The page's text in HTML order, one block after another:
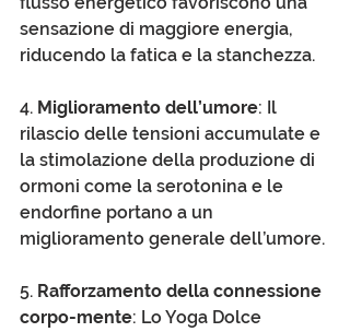
sensazione di maggiore energia,
riducendo la fatica e la stanchezza.
4. Miglioramento dell’umore: Il
rilascio delle tensioni accumulate e
la stimolazione della produzione di
ormoni come la serotonina e le
endorfine portano a un
miglioramento generale dell’umore.
5. Rafforzamento della connessione
corpo-mente: Lo Yoga Dolce